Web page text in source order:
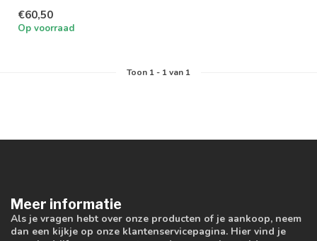
gevel...
€60,50
Op voorraad
Toon 1- 1van 1
Meer informatie
Als je vragen hebt over onze producten of je aankoop, neem
dan een kijkje op onze klantenservicepagina. Hier vind je